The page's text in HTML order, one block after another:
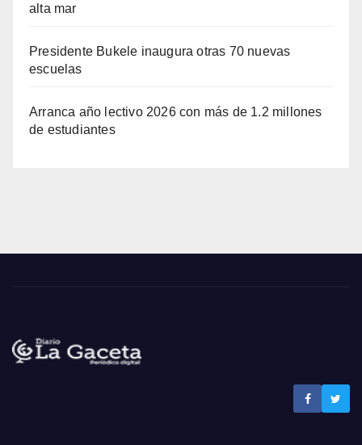
alta mar
Presidente Bukele inaugura otras 70 nuevas
escuelas
Arranca año lectivo 2026 con más de 1.2 millones
de estudiantes